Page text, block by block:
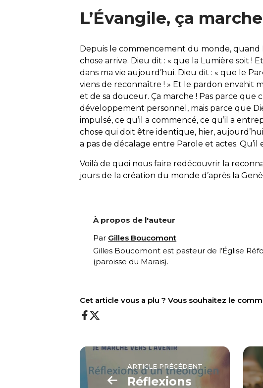
L’Évangile, ça marche
Depuis le commencement du monde,
chose arrive. Dieu dit : « que la Lumière soit !
dans ma vie aujourd’hui. Dieu dit : « que le
viens de reconnaître ! » Et le pardon envahit
et de sa douceur. Ça marche ! Pas parce que
développement personnel, mais parce que
impulsé, ce qu’il a commencé, ce qu’il a
chose qui doit être identique, hier,
a pas de décalage entre Parole et actes. Qu’il
Voilà de quoi nous faire redécouvrir la
jours de la création du monde d’après la
À propos de l'auteur
Par Gilles Boucomont
Gilles Boucomont est pasteur de l’Église
(paroisse du Marais).
Cet article vous a plu ? Vous souhaitez le
ARTICLE PRÉCÉDENT
Réflexions